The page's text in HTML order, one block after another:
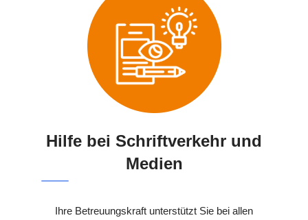
Hilfe bei Schriftverkehr und
Medien
Ihre Betreuungskraft unterstützt Sie bei allen